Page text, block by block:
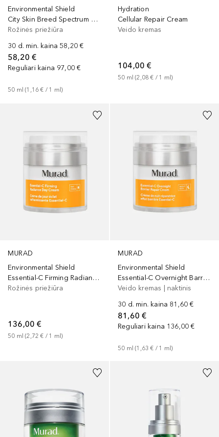
Environmental Shield
City Skin Breed Spectrum SPF 50 | PA ++++
Rožinės priežiūra
30 d. min. kaina 58,20 €
58,20 €
Reguliari kaina 97,00 €
50 ml (1,16 € / 1 ml)
Hydration
Cellular Repair Cream
Veido kremas
104,00 €
50 ml (2,08 € / 1 ml)
MURAD
Environmental Shield
Essential-C Firming Radiance Day Cream
Rožinės priežiūra
136,00 €
50 ml (2,72 € / 1 ml)
MURAD
Environmental Shield
Essential-C Overnight Barrier Repair Night Cream
Veido kremas | naktinis
30 d. min. kaina 81,60 €
81,60 €
Reguliari kaina 136,00 €
50 ml (1,63 € / 1 ml)